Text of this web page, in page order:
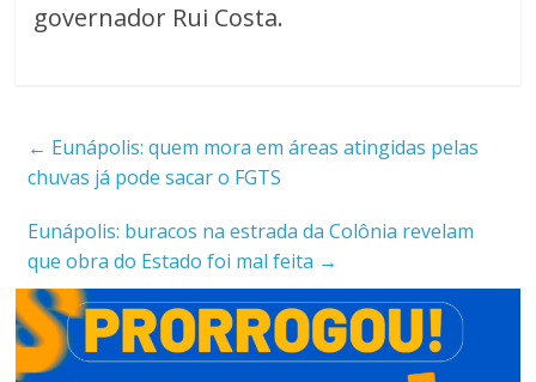
governador Rui Costa.
← Eunápolis: quem mora em áreas atingidas pelas
chuvas já pode sacar o FGTS
Eunápolis: buracos na estrada da Colônia revelam
que obra do Estado foi mal feita →